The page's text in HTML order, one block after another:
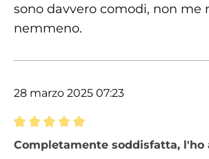
sono davvero comodi, non me
nemmeno.
28 marzo 2025 07:23
Recensione con valutazione di
Completamente soddisfatta,